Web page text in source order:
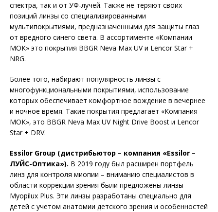
спектра, так и от УФ-лучей. Также не теряют своих
позиций линзы со специализированными
мультипокрытиями, предназначенными для защиты глаз
от вредного синего света. В ассортименте «Компании
МОК» это покрытия BBGR Neva Max UV и Lencor Star +
NRG.
Более того, набирают популярность линзы с
многофункциональными покрытиями, использование
которых обеспечивает комфортное вождение в вечернее
и ночное время. Такие покрытия предлагает «Компания
МОК», это BBGR Neva Max UV Night Drive Boost и Lencor
Star + DRV.
Essilor Group (дистрибьютор – компания «Essilor –
ЛУЙС-Оптика»). В 2019 году был расширен портфель
линз для контроля миопии – вниманию специалистов в
области коррекции зрения были предложены линзы
Myopilux Plus. Эти линзы разработаны специально для
детей с учетом анатомии детского зрения и особенностей